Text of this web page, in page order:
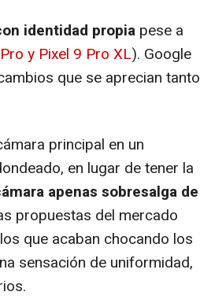
identidad propia pese a
y Pixel 9 Pro XL). Google
que se aprecian tanto
principal en un
en lugar de tener la
apenas sobresalga de
propuestas del mercado
que acaban chocando los
sensación de uniformidad,